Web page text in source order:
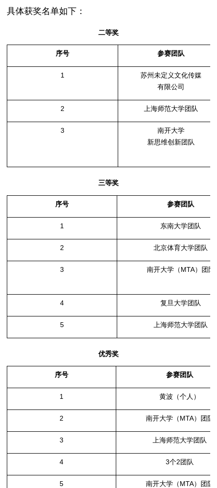
具体获奖名单如下：
二等奖
序号 参赛团队
1
苏州未定义文化传媒
有限公司
2 上海师范大学团队
3
南开大学
新思维创新团队
三等奖
序号 参赛团队
1 东南大学团队
2 北京体育大学团队
3 南开大学（MTA）团队
4 复旦大学团队
5 上海师范大学团队
优秀奖
序号 参赛团队
1 黄波（个人）
2 南开大学（MTA）团队
3 上海师范大学团队
4 3个2团队
5 南开大学（MTA）团队